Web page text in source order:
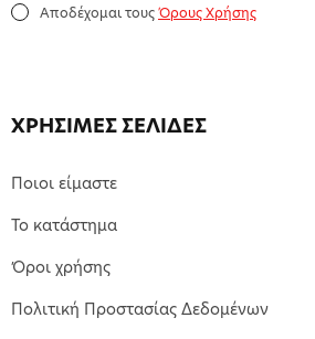
ΧΡΗΣΙΜΕΣ ΣΕΛΙΔΕΣ
Ποιοι είμαστε
Το κατάστημα
Όροι χρήσης
Πολιτική Προστασίας Δεδομένων
Αποδέχομαι τουςΌρους Χρήσης